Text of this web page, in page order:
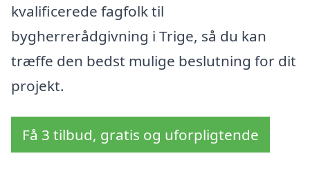
kvalificerede fagfolk til
bygherrerådgivning i Trige, så du kan
træffe den bedst mulige beslutning for dit
projekt.
Få 3 tilbud, gratis og uforpligtende